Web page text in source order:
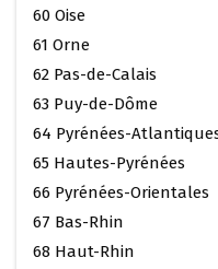
60 Oise
61 Orne
62 Pas-de-Calais
63 Puy-de-Dôme
64 Pyrénées-
65 Hautes-Pyrénées
66 Pyrénées-Orientales
67 Bas-Rhin
68 Haut-Rhin